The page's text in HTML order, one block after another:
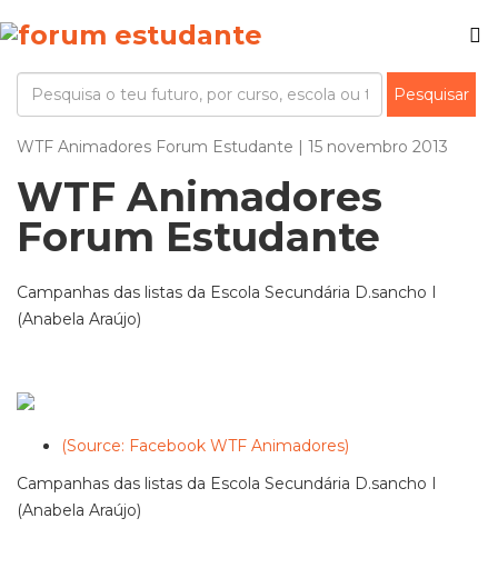
WTF Animadores Forum Estudante | 15 novembro 2013
WTF Animadores
Forum Estudante
Campanhas das listas da Escola Secundária D.sancho I
(Anabela Araújo)
(Source: Facebook WTF Animadores)
Campanhas das listas da Escola Secundária D.sancho I
(Anabela Araújo)